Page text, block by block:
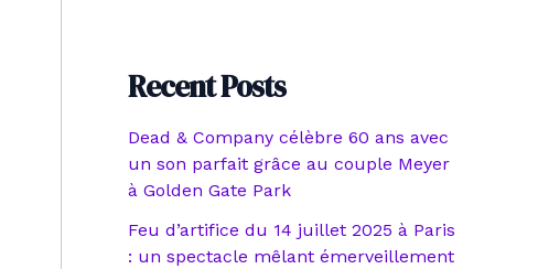
Recent Posts
Dead & Company célèbre 60 ans avec
un son parfait grâce au couple Meyer
à Golden Gate Park
Feu d’artifice du 14 juillet 2025 à Paris
: un spectacle mêlant émerveillement